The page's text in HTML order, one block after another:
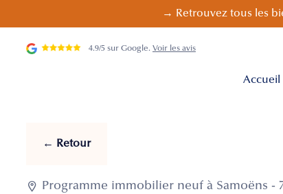
→ Retrouvez tous les
4.9/5 sur Google. Voir les avis
Accueil
← Retour
 Programme immobilier neuf à Samoëns -